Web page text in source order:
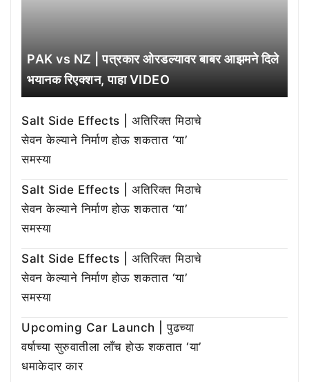
PAK vs NZ | पत्रकार ओरडल्यावर बाबर आझमने दिले
भयानक रिएक्शन, पाहा VIDEO
Salt Side Effects | अतिरिक्त मिठाचे
सेवन केल्याने निर्माण होऊ शकतात ‘या’
समस्या
Salt Side Effects | अतिरिक्त मिठाचे
सेवन केल्याने निर्माण होऊ शकतात ‘या’
समस्या
Salt Side Effects | अतिरिक्त मिठाचे
सेवन केल्याने निर्माण होऊ शकतात ‘या’
समस्या
Upcoming Car Launch | पुढच्या
वर्षाच्या सुरुवातीला लाँच होऊ शकतात ‘या’
धमाकेदार कार